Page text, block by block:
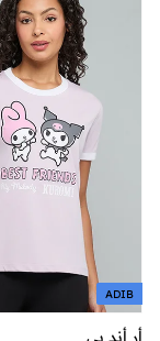
ADIB
أر أند بي